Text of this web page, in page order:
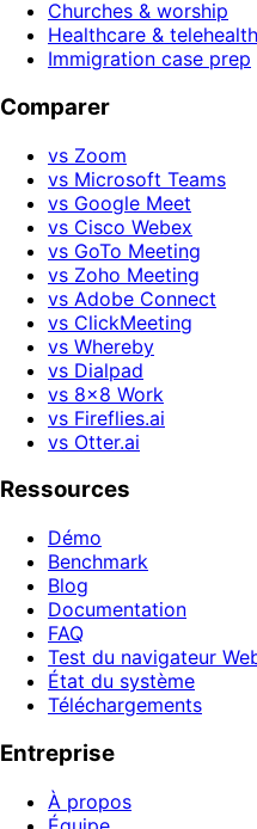
Churches & worship
Healthcare & telehealth
Immigration case prep
Comparer
vs Zoom
vs Microsoft Teams
vs Google Meet
vs Cisco Webex
vs GoTo Meeting
vs Zoho Meeting
vs Adobe Connect
vs ClickMeeting
vs Whereby
vs Dialpad
vs 8x8 Work
vs Fireflies.ai
vs Otter.ai
Ressources
Démo
Benchmark
Blog
Documentation
FAQ
Test du navigateur
État du système
Téléchargements
Entreprise
À propos